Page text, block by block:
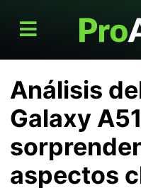
Análisis
Galaxy
aspectos